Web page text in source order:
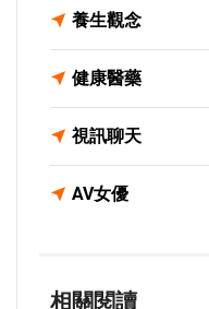
養生觀念
健康醫藥
視訊聊天
AV女優
相關閱讀